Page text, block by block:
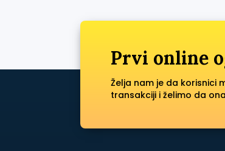
Prvi online
Želja nam je da korisnici
transakciji i želimo da